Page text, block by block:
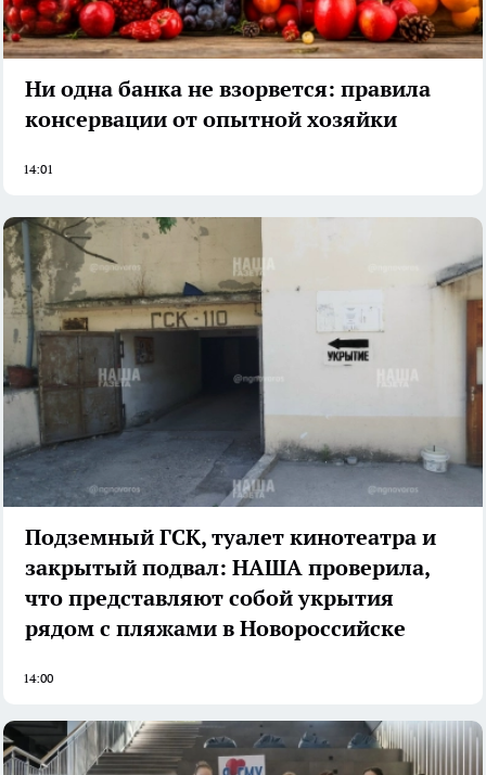
Ни одна банка не взорвется: правила
консервации от опытной хозяйки
14:01
Подземный ГСК, туалет кинотеатра и
закрытый подвал: НАША проверила,
что представляют собой укрытия
рядом с пляжами в Новороссийске
14:00